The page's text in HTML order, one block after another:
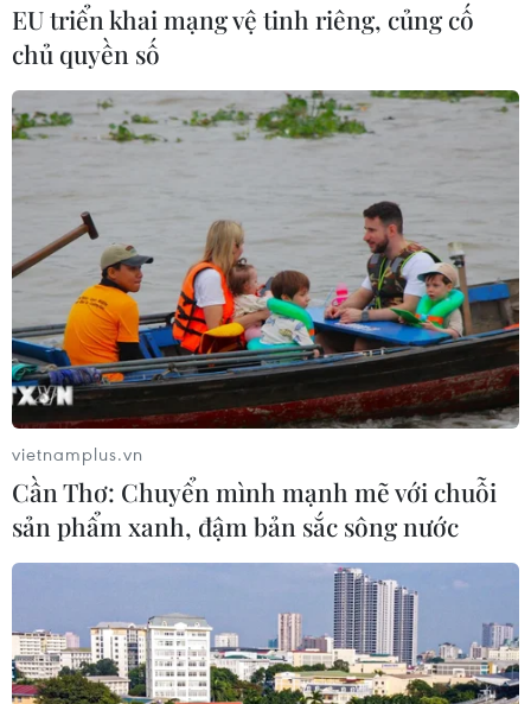
Xét xử sơ thẩm 12 bị cáo trong vụ án gian
lận điểm thi tại Sơn La
21/05/2020 04:15
Trong vụ án này, 8 bị cáo bị truy tố về tội "Lợi dụng chức
vụ, quyền hạn trong thi hành công vụ," 4 bị cáo bị truy tố
về tội "Đưa hối lộ," ngoài ra, 3 bị cáo bị truy tố thêm về
tội "nhận hối lộ."
EU triển khai mạng vệ tinh riêng, củng cố
chủ quyền số
vietnamplus.vn
Cần Thơ: Chuyển mình mạnh mẽ với chuỗi
sản phẩm xanh, đậm bản sắc sông nước